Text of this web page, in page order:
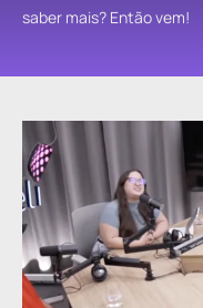
saber mais? Então vem!